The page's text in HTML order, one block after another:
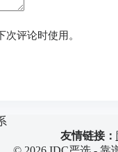
评论时使用。
友情链接：